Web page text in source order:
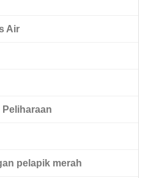
Hitam Dua Sisi
Dua Sisi Dengan Pelapik
Air
Peliharaan
pelapik merah